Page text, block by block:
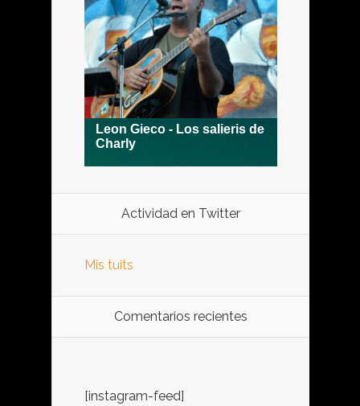
Actividad en Twitter
Mis tuits
Comentarios recientes
[instagram-feed]